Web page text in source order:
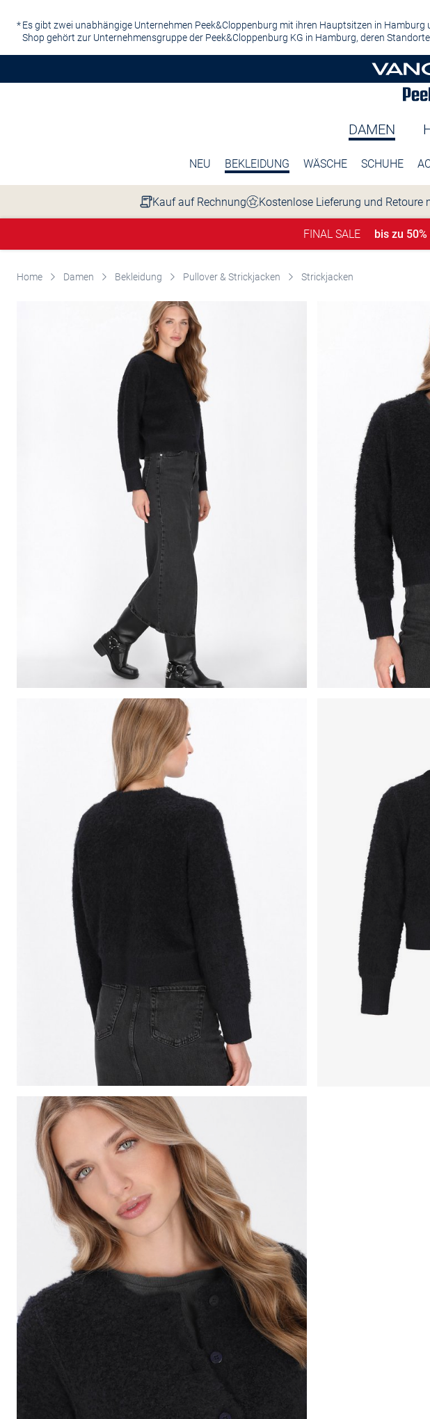
Es gibt zwei unabhängige Unternehmen Peek&Cloppenburg mit ihren Hauptsitzen in Hamburg
Shop gehört zur Unternehmensgruppe der Peek&Cloppenburg KG in Hamburg, deren
DAMEN
NEU BEKLEIDUNG WÄSCHE SCHUHE
Kauf auf Rechnung Kostenlose Lieferung und Retoure
FINAL SALE bis zu
Home Damen Bekleidung Pullover & Strickjacken Strickjacken